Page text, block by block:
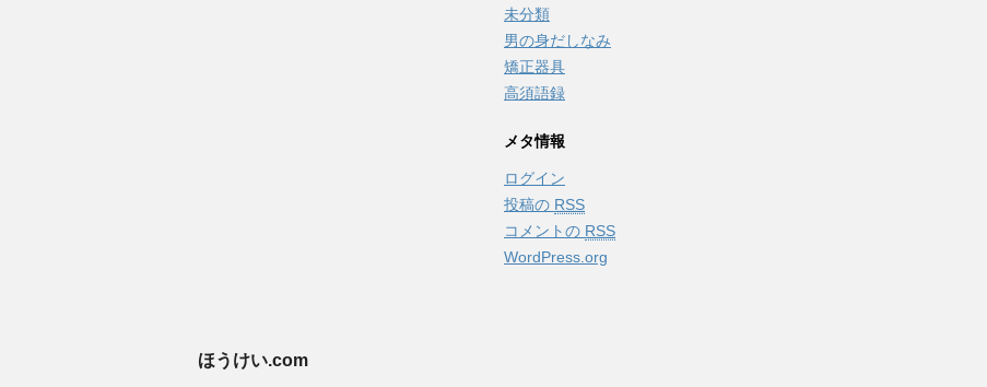
未分類
男の身だしなみ
矯正器具
高須語録
メタ情報
ログイン
投稿の RSS
コメントの RSS
WordPress.org
ほうけい.com